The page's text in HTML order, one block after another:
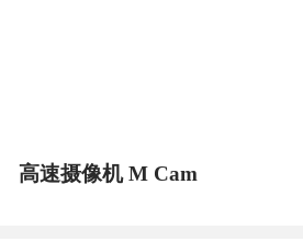
高速摄像机 M Cam